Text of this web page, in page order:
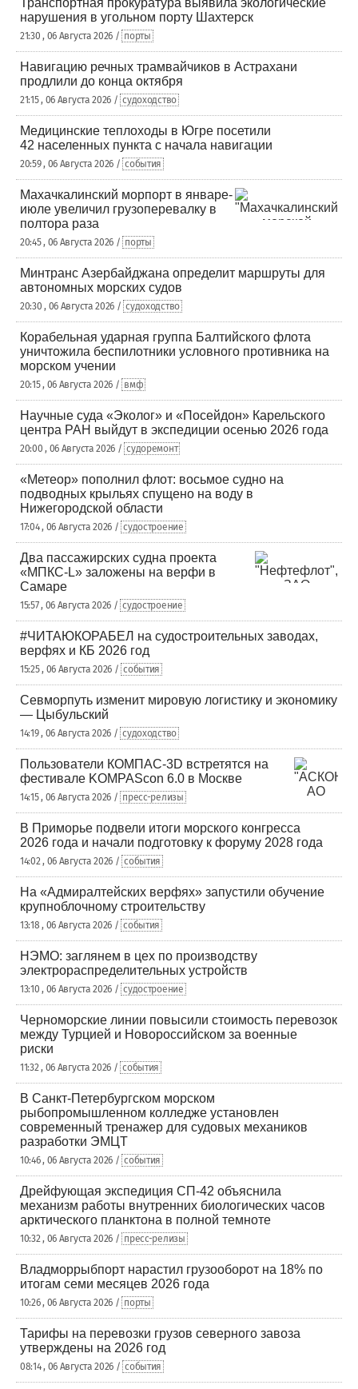
нарушения в угольном порту Шахтерск
21:30 , 06 Августа 2026 / порты
Навигацию речных трамвайчиков в Астрахани
продлили до конца октября
21:15 , 06 Августа 2026 / судоходство
Медицинские теплоходы в Югре посетили
42 населенных пункта с начала навигации
20:59 , 06 Августа 2026 / события
Махачкалинский морпорт в январе-
июле увеличил грузоперевалку в
полтора раза
20:45 , 06 Августа 2026 / порты
Минтранс Азербайджана определит маршруты для
автономных морских судов
20:30 , 06 Августа 2026 / судоходство
Корабельная ударная группа Балтийского флота
уничтожила беспилотники условного противника на
морском учении
20:15 , 06 Августа 2026 / вмф
Научные суда «Эколог» и «Посейдон» Карельского
центра РАН выйдут в экспедиции осенью 2026 года
20:00 , 06 Августа 2026 / судоремонт
«Метеор» пополнил флот: восьмое судно на
подводных крыльях спущено на воду в
Нижегородской области
17:04 , 06 Августа 2026 / судостроение
Два пассажирских судна проекта
«МПКС-L» заложены на верфи в
Самаре
15:57 , 06 Августа 2026 / судостроение
#ЧИТАЮКОРАБЕЛ на судостроительных заводах,
верфях и КБ 2026 год
15:25 , 06 Августа 2026 / события
Севморпуть изменит мировую логистику и экономику
— Цыбульский
14:19 , 06 Августа 2026 / судоходство
Пользователи КОМПАС-3D встретятся на
фестивале KOMPAScon 6.0 в Москве
14:15 , 06 Августа 2026 / пресс-релизы
В Приморье подвели итоги морского конгресса
2026 года и начали подготовку к форуму 2028 года
14:02 , 06 Августа 2026 / события
На «Адмиралтейских верфях» запустили обучение
крупноблочному строительству
13:18 , 06 Августа 2026 / события
НЭМО: заглянем в цех по производству
электрораспределительных устройств
13:10 , 06 Августа 2026 / судостроение
Черноморские линии повысили стоимость перевозок
между Турцией и Новороссийском за военные
риски
11:32 , 06 Августа 2026 / события
В Санкт-Петербургском морском
рыбопромышленном колледже установлен
современный тренажер для судовых механиков
разработки ЭМЦТ
10:46 , 06 Августа 2026 / события
Дрейфующая экспедиция СП-42 объяснила
механизм работы внутренних биологических часов
арктического планктона в полной темноте
10:32 , 06 Августа 2026 / пресс-релизы
Владморрыбпорт нарастил грузооборот на 18% по
итогам семи месяцев 2026 года
10:26 , 06 Августа 2026 / порты
Тарифы на перевозки грузов северного завоза
утверждены на 2026 год
08:14 , 06 Августа 2026 / события